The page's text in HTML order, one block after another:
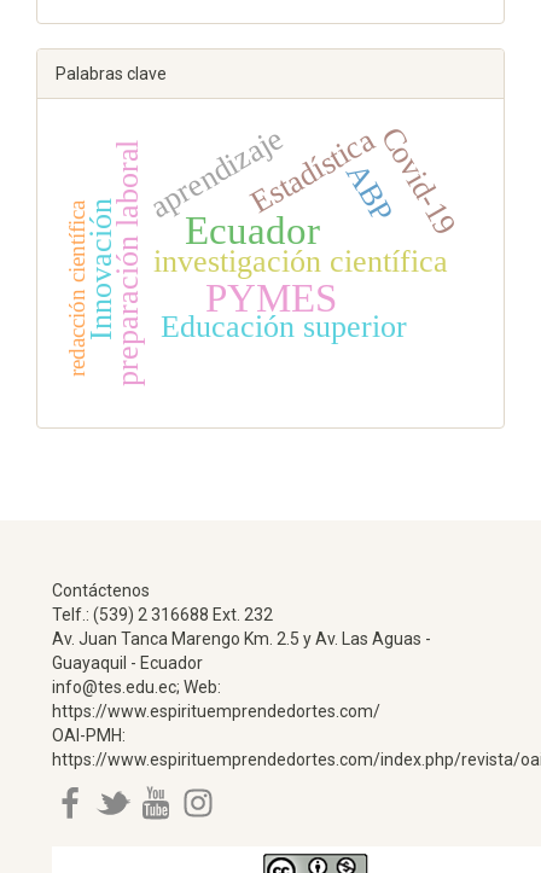
Palabras clave
PYMES
Ecuador
investigación científica
preparación laboral
Innovación
ABP
Educación superior
Estadística
aprendizaje Covid-19
redacción científica
Contáctenos
Telf.: (539) 2 316688 Ext. 232
Av. Juan Tanca Marengo Km. 2.5 y Av. Las Aguas -
Guayaquil - Ecuador
info@tes.edu.ec; Web:
https://www.espirituemprendedortes.com/
OAI-PMH:
https://www.espirituemprendedortes.com/index.php/revista/